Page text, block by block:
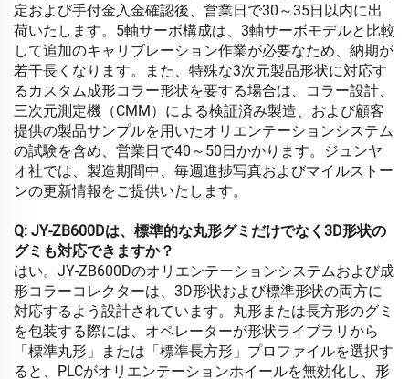
定および手付金入金確認後、営業日で30～35日以内に出
荷いたします。5軸サーボ構成は、3軸サーボモデルと比較
して追加のキャリブレーション作業が必要なため、納期が
若干長くなります。また、特殊な3次元製品形状に対応す
るカスタム成形コラー形状を要する場合は、コラー設計、
三次元測定機（CMM）による検証済み製造、および顧客
提供の製品サンプルを用いたオリエンテーションシステム
の試験を含め、営業日で40～50日かかります。ジュンヤ
オ社では、製造期間中、毎週進捗写真およびマイルストー
ンの更新情報をご提供いたします。
Q: JY-ZB600Dは、標準的な丸形グミだけでなく3D形状の
グミも対応できますか？
はい。JY-ZB600Dのオリエンテーションシステムおよび成
形コラーコレクターは、3D形状および標準形状の両方に
対応するよう設計されています。丸形または長方形のグミ
を包装する際には、オペレーターが形状ライブラリから
「標準丸形」または「標準長方形」プロファイルを選択す
ると、PLCがオリエンテーションホイールを無効化し、形